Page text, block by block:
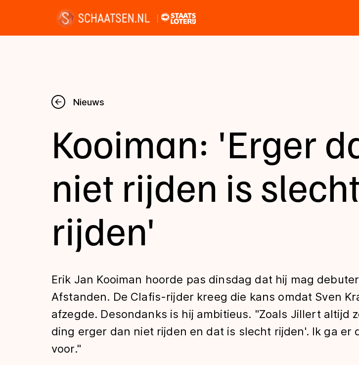
Nieuws
Kalender
Disciplines
Uitslagen
Tijden & historie
De weg op
Schaatsfans
Olympische Spelen
Nieuws
Kooiman: 'Erger
niet rijden is slecht
rijden'
Erik Jan Kooiman hoorde pas dinsdag dat hij mag
Afstanden. De Clafis-rijder kreeg die kans omdat Sven
afzegde. Desondanks is hij ambitieus. "Zoals Jillert altijd
ding erger dan niet rijden en dat is slecht rijden'. Ik ga er
voor."